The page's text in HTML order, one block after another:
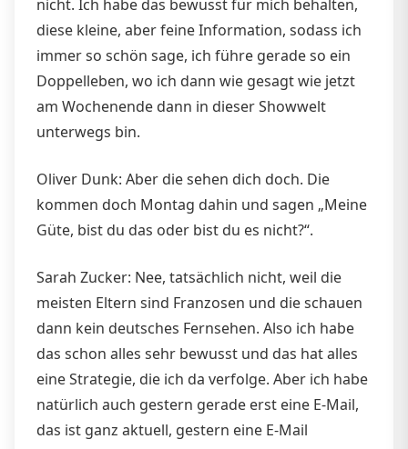
nicht. Ich habe das bewusst für mich behalten,
diese kleine, aber feine Information, sodass ich
immer so schön sage, ich führe gerade so ein
Doppelleben, wo ich dann wie gesagt wie jetzt
am Wochenende dann in dieser Showwelt
unterwegs bin.
Oliver Dunk: Aber die sehen dich doch. Die
kommen doch Montag dahin und sagen „Meine
Güte, bist du das oder bist du es nicht?“.
Sarah Zucker: Nee, tatsächlich nicht, weil die
meisten Eltern sind Franzosen und die schauen
dann kein deutsches Fernsehen. Also ich habe
das schon alles sehr bewusst und das hat alles
eine Strategie, die ich da verfolge. Aber ich habe
natürlich auch gestern gerade erst eine E-Mail,
das ist ganz aktuell, gestern eine E-Mail